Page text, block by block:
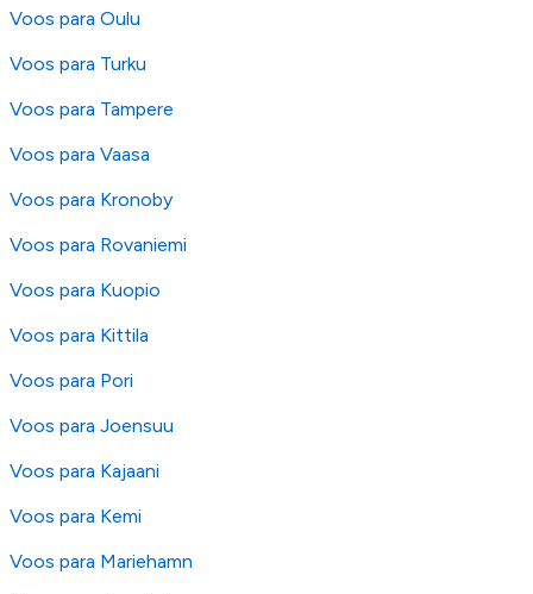
Voos para Oulu
Voos para Turku
Voos para Tampere
Voos para Vaasa
Voos para Kronoby
Voos para Rovaniemi
Voos para Kuopio
Voos para Kittila
Voos para Pori
Voos para Joensuu
Voos para Kajaani
Voos para Kemi
Voos para Mariehamn